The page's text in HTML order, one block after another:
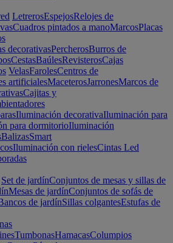
LetrerosEspejosRelojes de
Cuadros pintados a manoMarcosPlacas
decorativasPercherosBurros de
CestasBaúlesRevisterosCajas
VelasFarolesCentros de
artificialesMaceterosJarronesMarcos de
Cajitas y
Iluminación decorativaIluminación para
para dormitorioIluminación
BalizasSmart
Iluminación con rielesCintas Led
Set de jardínConjuntos de mesas y sillas de
Mesas de jardínConjuntos de sofás de
de jardínSillas colgantesEstufas de
TumbonasHamacasColumpios